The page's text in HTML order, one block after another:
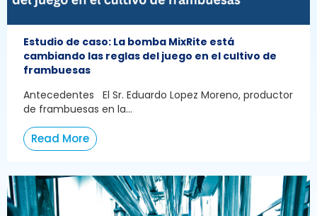
Estudio de caso: La bomba MixRite está
cambiando las reglas del juego en el cultivo de
frambuesas
Antecedentes El Sr. Eduardo Lopez Moreno, productor
de frambuesas en la...
Read More